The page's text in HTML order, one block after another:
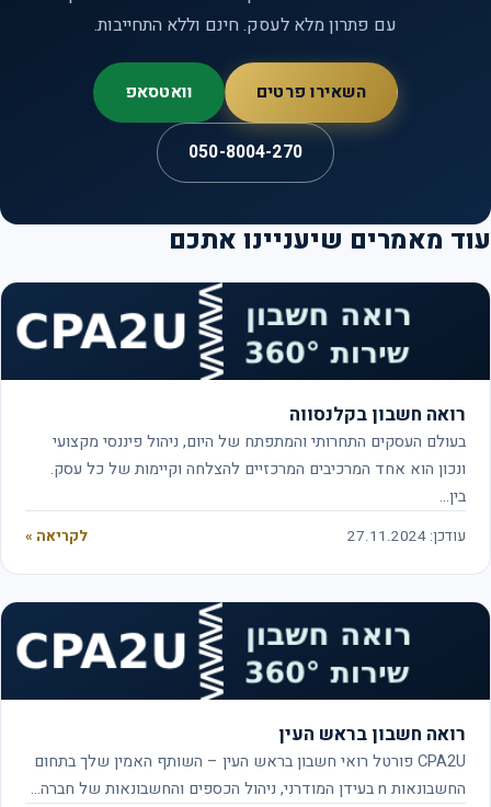
עם פתרון מלא לעסק. חינם וללא התחייבות.
השאירו פרטים וואטסאפ
050-8004-270
מאמרים שיעניינו אתכם
רואה חשבון בקלנסווה
בעולם העסקים התחרותי והמתפתח של היום, ניהול פיננסי מקצועי
ונכון הוא אחד המרכיבים המרכזיים להצלחה וקיימות של כל עסק.
בין…
עודכן: 27.11.2024 לקריאה »
רואה חשבון בראש העין
CPA2U פורטל רואי חשבון בראש העין – השותף האמין שלך בתחום
החשבונאות n בעידן המודרני, ניהול הכספים והחשבונאות של חברה…